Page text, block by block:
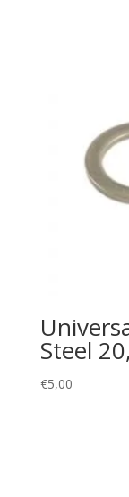
Steel
€5,00